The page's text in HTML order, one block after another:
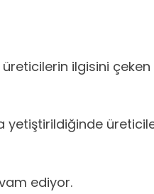
ilgisini
yetiştirildiğinde
ediyor.